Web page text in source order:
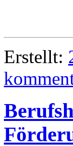
Erstellt: